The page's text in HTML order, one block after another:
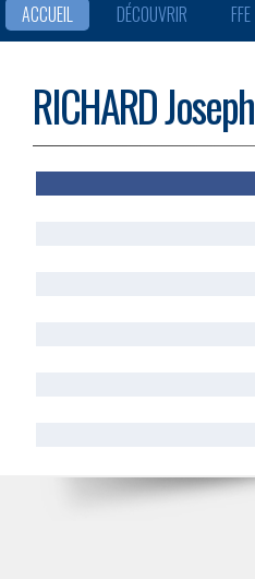
ACCUEIL DÉCOUVRIR FFE
RICHARD Joseph